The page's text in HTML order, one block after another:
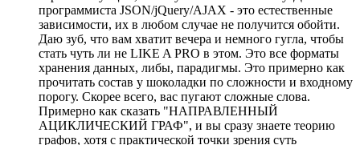
программиста JSON/jQuery/AJAX - это естественные
зависимости, их в любом случае не получится обойти.
Даю зуб, что вам хватит вечера и немного гугла, чтобы
стать чуть ли не LIKE A PRO в этом. Это все форматы
хранения данных, либы, парадигмы. Это примерно как
прочитать состав у шоколадки по сложности и входному
порогу. Скорее всего, вас пугают сложные слова.
Примерно как сказать "НАПРАВЛЕННЫЙ
АЦИКЛИЧЕСКИЙ ГРАФ", и вы сразу знаете теорию
графов, хотя с практической точки зрения суть